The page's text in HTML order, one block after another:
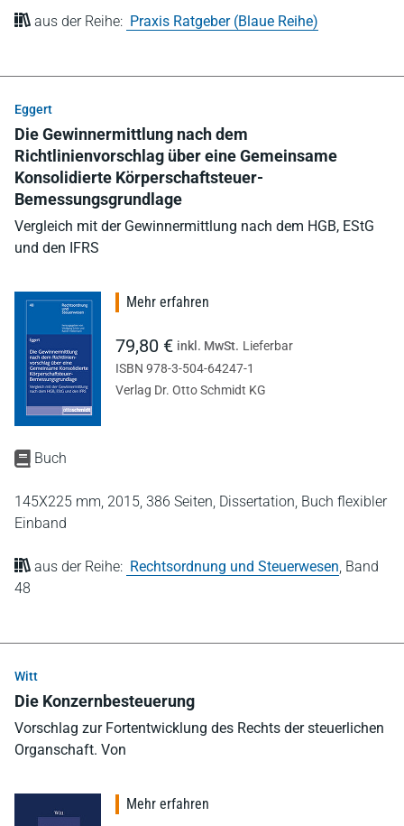
aus der Reihe: Praxis Ratgeber (Blaue Reihe)
Eggert
Die Gewinnermittlung nach dem
Richtlinienvorschlag über eine Gemeinsame
Konsolidierte Körperschaftsteuer-
Bemessungsgrundlage
Vergleich mit der Gewinnermittlung nach dem HGB, EStG
und den IFRS
Buch
145X225 mm, 2015, 386 Seiten, Dissertation, Buch flexibler
Einband
aus der Reihe: Rechtsordnung und Steuerwesen, Band
48
Mehr erfahren
79,80 € inkl. MwSt. Lieferbar
ISBN 978-3-504-64247-1
Verlag Dr. Otto Schmidt KG
Witt
Die Konzernbesteuerung
Vorschlag zur Fortentwicklung des Rechts der steuerlichen
Organschaft. Von
Mehr erfahren